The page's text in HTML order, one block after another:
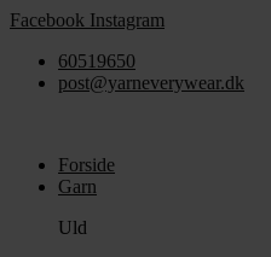
Videre
indhold
Facebook Instagram
60519650
post@yarneverywear.dk
Forside
Garn
Uld